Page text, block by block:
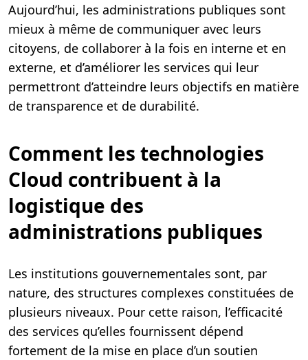
Aujourd’hui, les administrations publiques sont
mieux à même de communiquer avec leurs
citoyens, de collaborer à la fois en interne et en
externe, et d’améliorer les services qui leur
permettront d’atteindre leurs objectifs en matière
de transparence et de durabilité.
Comment les technologies
Cloud contribuent à la
logistique des
administrations publiques
Les institutions gouvernementales sont, par
nature, des structures complexes constituées de
plusieurs niveaux. Pour cette raison, l’efficacité
des services qu’elles fournissent dépend
fortement de la mise en place d’un soutien